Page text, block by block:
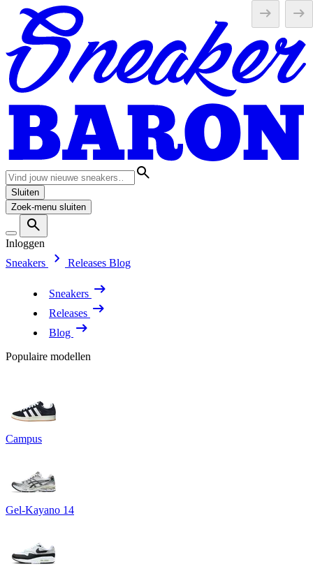
Sluiten
Zoek-menu sluiten
Inloggen
Sneakers
Releases Blog
Sneakers
Releases
Blog
Populaire modellen
Campus
Gel-Kayano 14